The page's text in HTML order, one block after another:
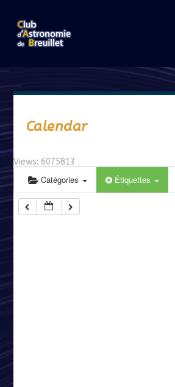
Calendar
Views: 6075813
Catégories Étiquettes